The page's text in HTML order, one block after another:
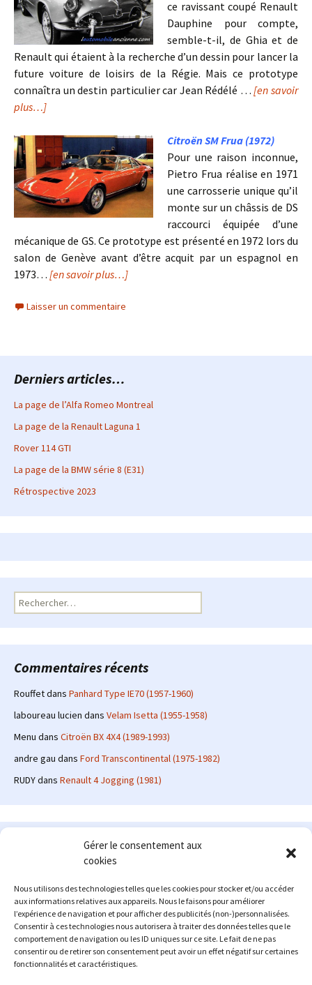
Gérer le consentement aux
cookies
Nous utilisons des technologies telles que les cookies pour stocker et/ou accéder
aux informations relatives aux appareils. Nous le faisons pour améliorer
l’expérience de navigation et pour afficher des publicités (non-)personnalisées.
Consentir à ces technologies nous autorisera à traiter des données telles que le
comportement de navigation ou les ID uniques sur ce site. Le fait de ne pas
consentir ou de retirer son consentement peut avoir un effet négatif sur certaines
fonctionnalités et caractéristiques.
ce ravissant coupé Renault
Dauphine pour compte,
semble-t-il, de Ghia et de
Renault qui étaient à la recherche d’un dessin pour lancer la
future voiture de loisirs de la Régie. Mais ce prototype
connaîtra un destin particulier car Jean Rédélé …[en savoir
plus…]
Citroën SM Frua (1972)
Pour une raison inconnue,
Pietro Frua réalise en 1971
une carrosserie unique qu’il
monte sur un châssis de DS
raccourci équipée d’une
mécanique de GS. Ce prototype est présenté en 1972 lors du
salon de Genève avant d’être acquit par un espagnol en
1973… [en savoir plus…]
Laisser un commentaire
Derniers articles…
La page de l’Alfa Romeo Montreal
La page de la Renault Laguna 1
Rover 114 GTI
La page de la BMW série 8 (E31)
Rétrospective 2023
Rechercher :
Commentaires récents
Rouffetdans Panhard Type IE70 (1957-1960)
laboureau lucien dans Velam Isetta (1955-1958)
Menu dans Citroën BX 4X4 (1989-1993)
andre gau dans Ford Transcontinental (1975-1982)
RUDYdans Renault 4 Jogging (1981)
Le site en quelques mots
: passionné d'automobile ancienne depuis de
nombreuses années, j'ai commencé à partager ma passion sur
internet à partir de 2009 au travers d'un blog qui a connu un relatif
succès. Fin 2013, je décide de prendre mon autonomie et me lancer
avec mon propre site : l'Automobile Ancienne.
Me contacter : alex(at)lautomobileancienne.com